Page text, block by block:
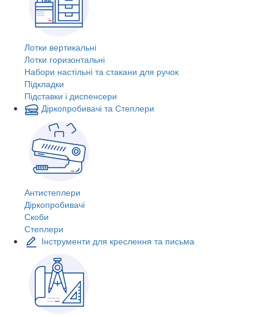
Лотки вертикальні
Лотки горизонтальні
Набори настільні та стакани для ручок
Підкладки
Підставки і диспенсери
Діркопробивачі та Степлери
Антистеплери
Діркопробивачі
Скоби
Степлери
Інструменти для креслення та письма